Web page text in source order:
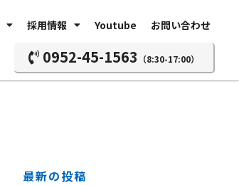
採用情報 Youtube お問い合わせ
0952-45-1563 （8:30-17:00）
最新の投稿